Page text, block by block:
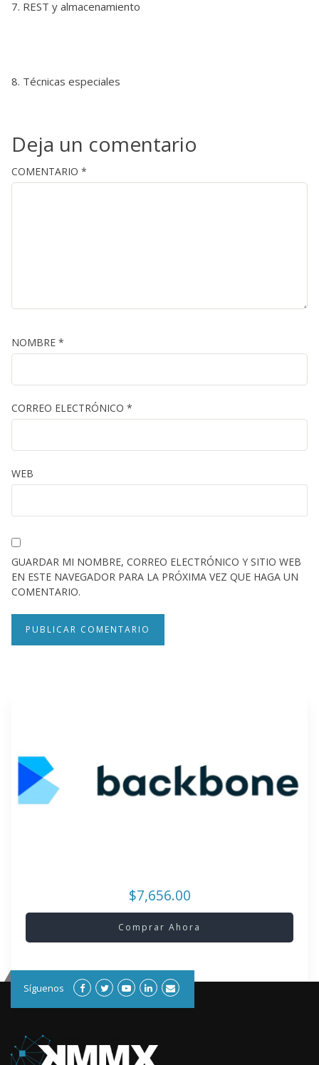
REST y almacenamiento
Técnicas especiales
Deja un comentario
COMENTARIO *
NOMBRE *
CORREO ELECTRÓNICO *
WEB
GUARDAR MI NOMBRE, CORREO ELECTRÓNICO Y SITIO WEB
EN ESTE NAVEGADOR PARA LA PRÓXIMA VEZ QUE HAGA UN
COMENTARIO.
$7,656.00
Comprar Ahora
Síguenos